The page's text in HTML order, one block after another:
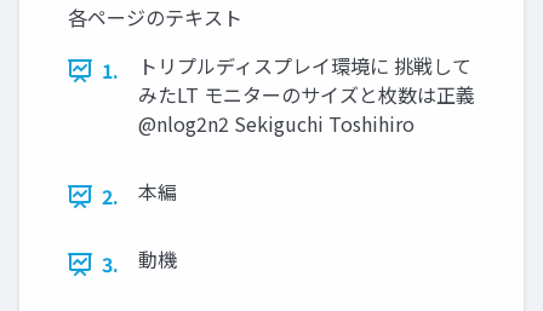
各ページのテキスト
1.
トリプルディスプレイ環境に 挑戦して
みたLT モニターのサイズと枚数は正義
@nlog2n2 Sekiguchi Toshihiro
2. 本編
3. 動機